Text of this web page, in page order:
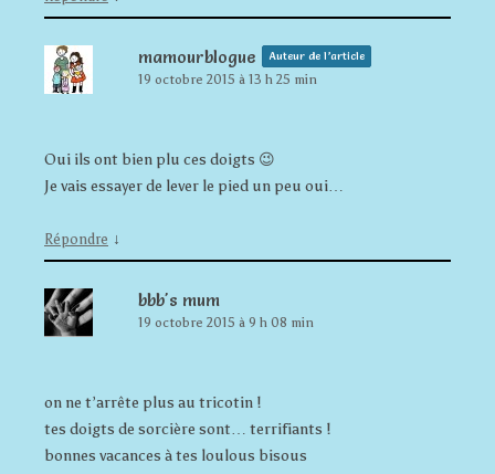
mamourblogue Auteur de l’article
19 octobre 2015 à 13 h 25 min
Oui ils ont bien plu ces doigts 😉
Je vais essayer de lever le pied un peu oui…
Répondre ↓
bbb's mum
19 octobre 2015 à 9 h 08 min
on ne t’arrête plus au tricotin !
tes doigts de sorcière sont… terrifiants !
bonnes vacances à tes loulous bisous